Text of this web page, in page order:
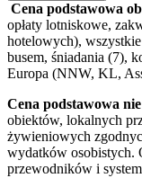
Cena podstawowa
opłaty lotniskowe,
hotelowych),
busem, śniadania (7),
Europa (NNW, KL,
Cena podstawowa
obiektów, lokalnych
żywieniowych
wydatków osobistych.
przewodników i